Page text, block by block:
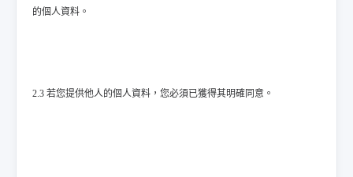
的個人資料。
2.3 若您提供他人的個人資料，您必須已獲得其明確同意。